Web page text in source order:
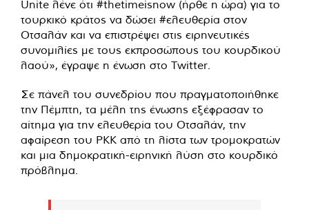
Unite λένε ότι #thetimeisnow (ήρθε η ώρα) για το
τουρκικό κράτος να δώσει #ελευθερία στον
Οτσαλάν και να επιστρέψει στις ειρηνευτικές
συνομιλίες με τους εκπροσώπους του κουρδικού
λαού», έγραψε η ένωση στο Twitter.
Σε πάνελ του συνεδρίου που πραγματοποιήθηκε
την Πέμπτη, τα μέλη της ένωσης εξέφρασαν το
αίτημα για την ελευθερία του Οτσαλάν, την
αφαίρεση του PKK από τη λίστα των τρομοκρατών
και μια δημοκρατική-ειρηνική λύση στο κουρδικό
πρόβλημα.